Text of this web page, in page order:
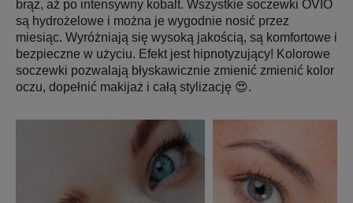
brąz, aż po intensywny kobalt. Wszystkie soczewki OVIO
są hydrożelowe i można je wygodnie nosić przez
miesiąc. Wyróżniają się wysoką jakością, są komfortowe i
bezpieczne w użyciu. Efekt jest hipnotyzujący! Kolorowe
soczewki pozwalają błyskawicznie zmienić zmienić kolor
oczu, dopełnić makijaż i całą stylizację 😍.